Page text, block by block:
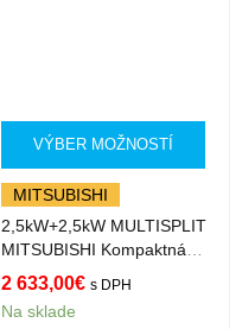
VÝBER MOŽNOSTÍ
MITSUBISHI
2,5kW+2,5kW MULTISPLIT
MITSUBISHI Kompaktná
MSZ-AY25VGK+MSZ-
AY25VGK s Wifi R32
2 633,00€ s DPH
Na sklade